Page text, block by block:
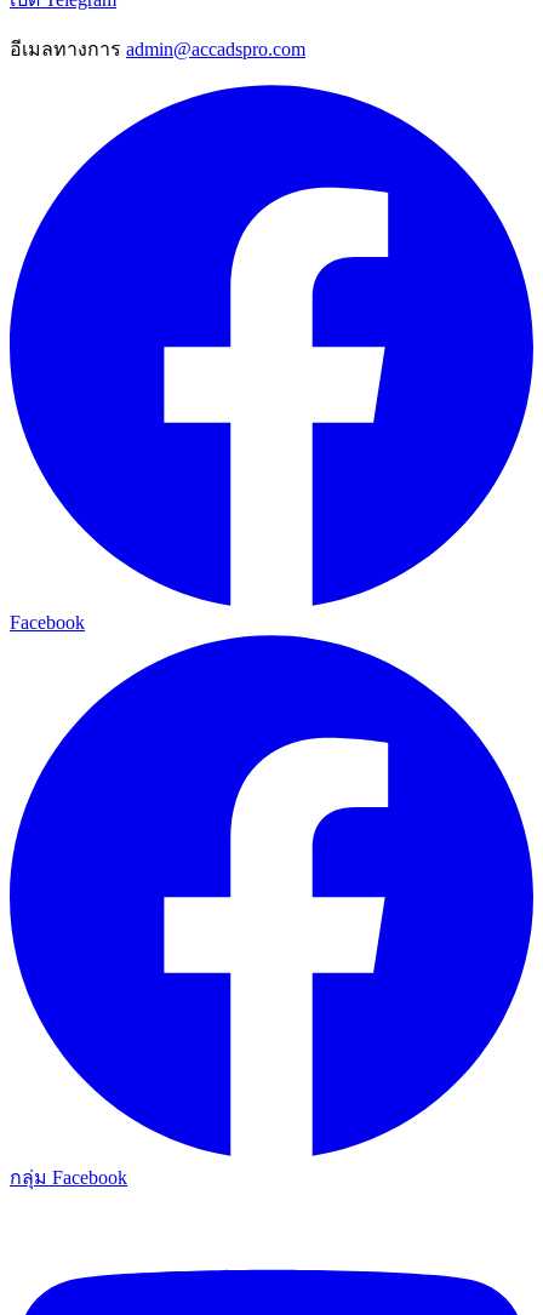
อีเมลทางการ admin@accadspro.com
Facebook
กลุ่ม Facebook